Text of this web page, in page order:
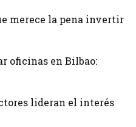
merece la pena invertir
oficinas en Bilbao:
lideran el interés